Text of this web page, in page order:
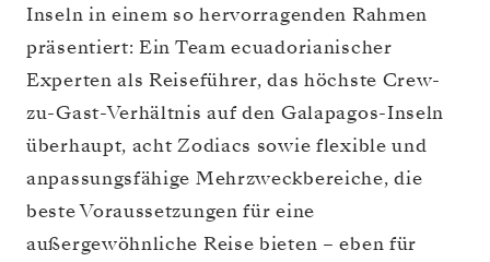
Inseln in einem so hervorragenden Rahmen
präsentiert: Ein Team ecuadorianischer
Experten als Reiseführer, das höchste Crew-
zu-Gast-Verhältnis auf den Galapagos-Inseln
überhaupt, acht Zodiacs sowie flexible und
anpassungsfähige Mehrzweckbereiche, die
beste Voraussetzungen für eine
außergewöhnliche Reise bieten – eben für